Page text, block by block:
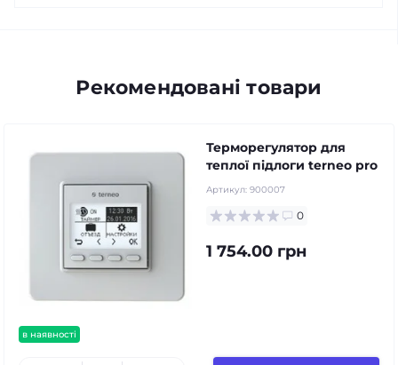
Рекомендовані товари
в наявності
Терморегулятор для
теплої підлоги terneo pro
Артикул: 900007
0
1 754.00 грн